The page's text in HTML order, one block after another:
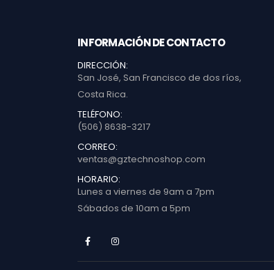
INFORMACIÓN DE CONTACTO
DIRECCIÓN:
San José, San Francisco de dos ríos,
Costa Rica.
TELÉFONO:
(506) 8638-3217
CORREO:
ventas@gztechnoshop.com
HORARIO:
Lunes a viernes de 9am a 7pm
Sábados de 10am a 5pm